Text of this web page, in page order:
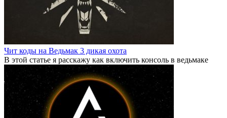
Чит коды на Ведьмак 3 дикая охота
В этой статье я расскажу как включить консоль в ведьмаке